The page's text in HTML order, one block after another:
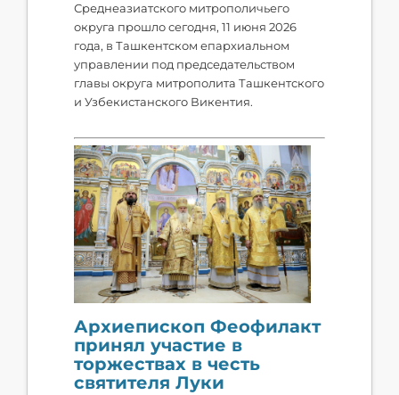
Среднеазиатского митрополичьего
округа прошло сегодня, 11 июня 2026
года, в Ташкентском епархиальном
управлении под председательством
главы округа митрополита Ташкентского
и Узбекистанского Викентия.
Архиепископ Феофилакт
принял участие в
торжествах в честь
святителя Луки